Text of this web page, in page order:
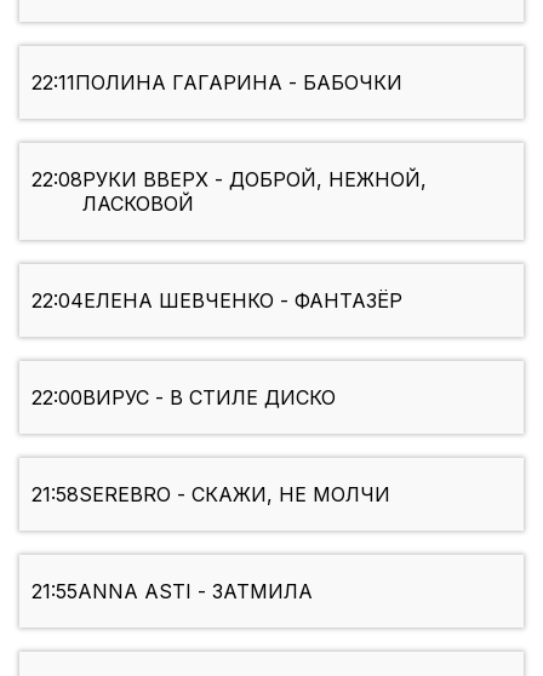
22:11ПОЛИНА ГАГАРИНА - БАБОЧКИ
22:08РУКИ ВВЕРХ - ДОБРОЙ, НЕЖНОЙ,
ЛАСКОВОЙ
22:04ЕЛЕНА ШЕВЧЕНКО - ФАНТАЗЁР
22:00ВИРУС - В СТИЛЕ ДИСКО
21:58SEREBRO - СКАЖИ, НЕ МОЛЧИ
21:55ANNA ASTI - ЗАТМИЛА